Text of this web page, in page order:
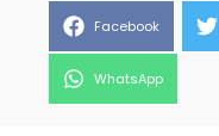
Share
on
Facebook
Share
on
WhatsApp